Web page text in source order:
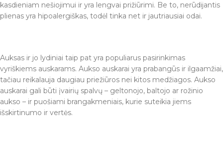
kasdieniam nešiojimui ir yra lengvai prižiūrimi. Be to, nerūdijantis
plienas yra hipoalergiškas, todėl tinka net ir jautriausiai odai.
Auksas ir jo lydiniai taip pat yra populiarus pasirinkimas
vyriškiems auskarams. Aukso auskarai yra prabangūs ir ilgaamžiai,
tačiau reikalauja daugiau priežiūros nei kitos medžiagos. Aukso
auskarai gali būti įvairių spalvų – geltonojo, baltojo ar rožinio
aukso – ir puošiami brangakmeniais, kurie suteikia jiems
išskirtinumo ir vertės.